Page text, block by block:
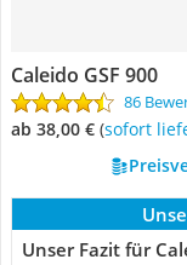
Caleido GSF 900
86
ab 38,00 € ( Sofort
Unser Fazit für